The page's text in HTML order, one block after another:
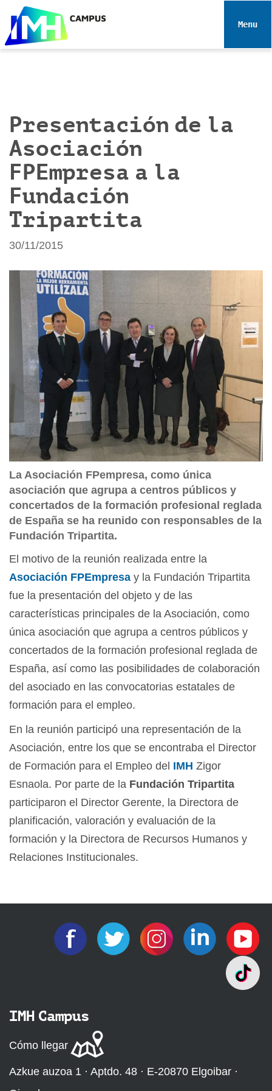
e
Toggle
Presentación de la
Asociación
FPEmpresa a la
Fundación
Tripartita
30/11/2015
La Asociación FPempresa, como única
asociación que agrupa a centros públicos y
concertados de la formación profesional reglada
de España se ha reunido con responsables de la
Fundación Tripartita.
El motivo de la reunión realizada entre la
Asociación FPEmpresa y la Fundación Tripartita
fue la presentación del objeto y de las
características principales de la Asociación, como
única asociación que agrupa a centros públicos y
concertados de la formación profesional reglada de
España, así como las posibilidades de colaboración
del asociado en las convocatorias estatales de
formación para el empleo.
En la reunión participó una representación de la
Asociación, entre los que se encontraba el Director
de Formación para el Empleo del IMH Zigor
Esnaola. Por parte de la Fundación Tripartita
participaron el Director Gerente, la Directora de
planificación, valoración y evaluación de la
formación y la Directora de Recursos Humanos y
Relaciones Institucionales.
IMH Campus
Cómo llegar
Azkue auzoa 1 · Aptdo. 48 · E-20870 Elgoibar ·